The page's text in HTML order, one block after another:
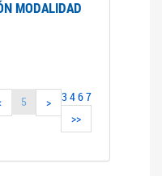
MODALIDAD
3 4
5 67
>
>>